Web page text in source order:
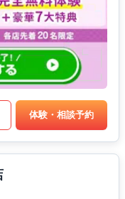
体験・相談予約